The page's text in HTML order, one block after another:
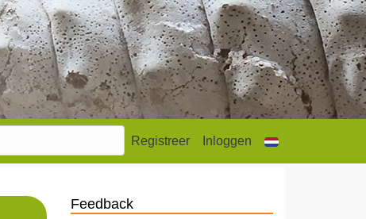
Registreer Inloggen
Feedback